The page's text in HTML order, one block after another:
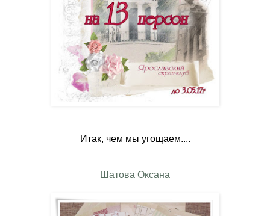
Итак, чем мы угощаем....
Шатова Оксана